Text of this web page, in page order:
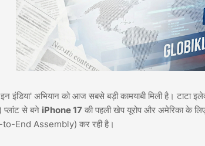
इंडिया' अभियान को आज सबसे बड़ी कामयाबी मिली है। टाटा
प्लांट से बने iPhone 17 की पहली खेप यूरोप और अमेरिका के
to-End Assembly) कर रही है।